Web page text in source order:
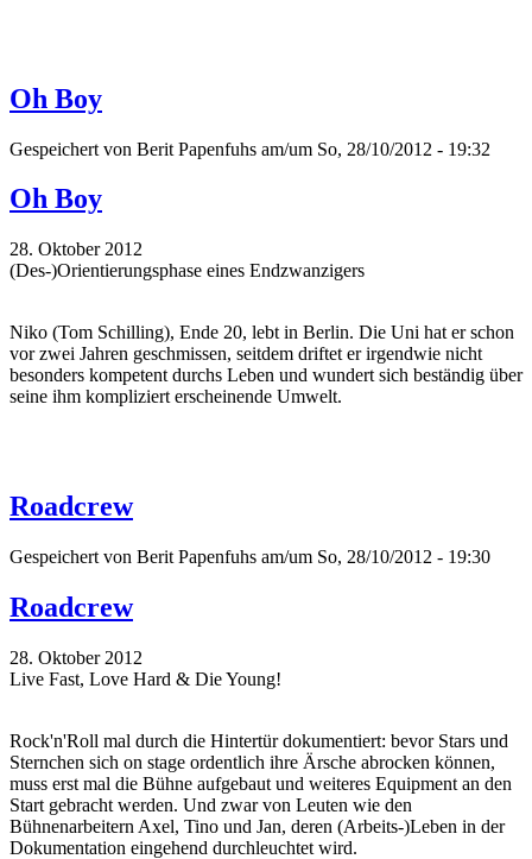
Oh Boy
Gespeichert von Berit Papenfuhs am/um So, 28/10/2012 - 19:32
Oh Boy
28. Oktober 2012
(Des-)Orientierungsphase eines Endzwanzigers
Niko (Tom Schilling), Ende 20, lebt in Berlin. Die Uni hat er schon
vor zwei Jahren geschmissen, seitdem driftet er irgendwie nicht
besonders kompetent durchs Leben und wundert sich beständig über
seine ihm kompliziert erscheinende Umwelt.
Roadcrew
Gespeichert von Berit Papenfuhs am/um So, 28/10/2012 - 19:30
Roadcrew
28. Oktober 2012
Live Fast, Love Hard & Die Young!
Rock'n'Roll mal durch die Hintertür dokumentiert: bevor Stars und
Sternchen sich on stage ordentlich ihre Ärsche abrocken können,
muss erst mal die Bühne aufgebaut und weiteres Equipment an den
Start gebracht werden. Und zwar von Leuten wie den
Bühnenarbeitern Axel, Tino und Jan, deren (Arbeits-)Leben in der
Dokumentation eingehend durchleuchtet wird.